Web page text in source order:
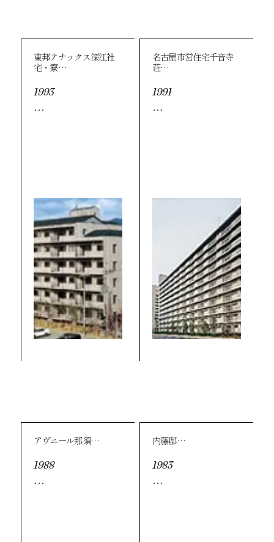
東邦テナックス深江社
宅・寮…
1993
…
名古屋市営住宅千音寺
荘…
1991
…
アヴニール那須…
1988
…
内藤邸…
1983
…